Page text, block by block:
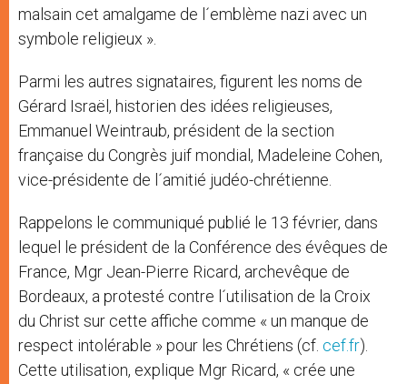
malsain cet amalgame de l´emblème nazi avec un
symbole religieux ».
Parmi les autres signataires, figurent les noms de
Gérard Israël, historien des idées religieuses,
Emmanuel Weintraub, président de la section
française du Congrès juif mondial, Madeleine Cohen,
vice-présidente de l´amitié judéo-chrétienne.
Rappelons le communiqué publié le 13 février, dans
lequel le président de la Conférence des évêques de
France, Mgr Jean-Pierre Ricard, archevêque de
Bordeaux, a protesté contre l´utilisation de la Croix
du Christ sur cette affiche comme « un manque de
respect intolérable » pour les Chrétiens (cf. cef.fr).
Cette utilisation, explique Mgr Ricard, « crée une